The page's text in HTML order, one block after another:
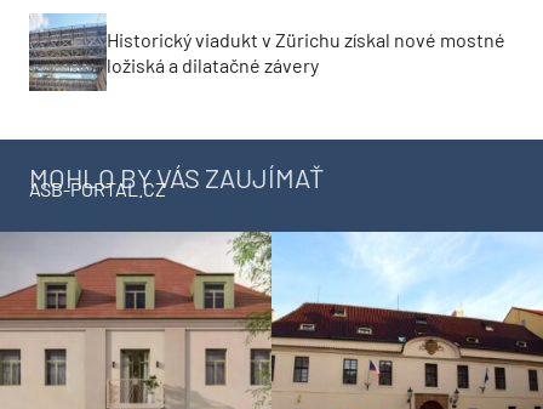
Historický viadukt v Zürichu získal nové mostné
ložiská a dilatačné závery
MOHLO BY VÁS ZAUJÍMAŤ
ASB-PORTAL.CZ